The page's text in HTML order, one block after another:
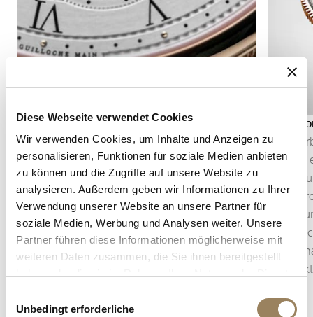
Diese Webseite verwendet Cookies
Wir verwenden Cookies, um Inhalte und Anzeigen zu
personalisieren, Funktionen für soziale Medien anbieten
zu können und die Zugriffe auf unsere Website zu
analysieren. Außerdem geben wir Informationen zu Ihrer
Verwendung unserer Website an unsere Partner für
soziale Medien, Werbung und Analysen weiter. Unsere
Partner führen diese Informationen möglicherweise mit
weiteren Daten zusammen, die Sie ihnen bereitgestellt
Unbedingt erforderliche
Sekundenanzeige
Die Sekundenanzeige ermöglicht es, den Ablauf
der Zeit präzise zu verfolgen. Je nach
Konstruktion des Uhrwerks kann sie in Form
eines zentralen Sekundenzeigers oder einer
dezentral angeordneten kleinen Sekunde
erscheinen, die in die Architektur des Zifferblatts
integriert ist.
Das
Breguet